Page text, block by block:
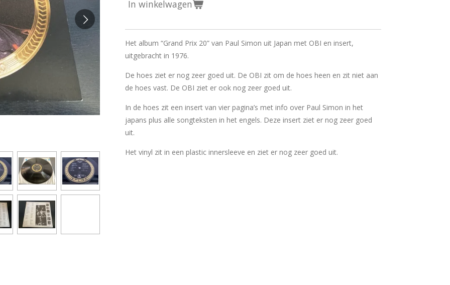
In winkelwagen
Het album “Grand Prix 20” van Paul Simon uit Japan met OBI en insert,
uitgebracht in 1976.
De hoes ziet er nog zeer goed uit. De OBI zit om de hoes heen en zit niet aan
de hoes vast. De OBI ziet er ook nog zeer goed uit.
In de hoes zit een insert van vier pagina’s met info over Paul Simon in het
japans plus alle songteksten in het engels. Deze insert ziet er nog zeer goed
uit.
Het vinyl zit in een plastic innersleeve en ziet er nog zeer goed uit.